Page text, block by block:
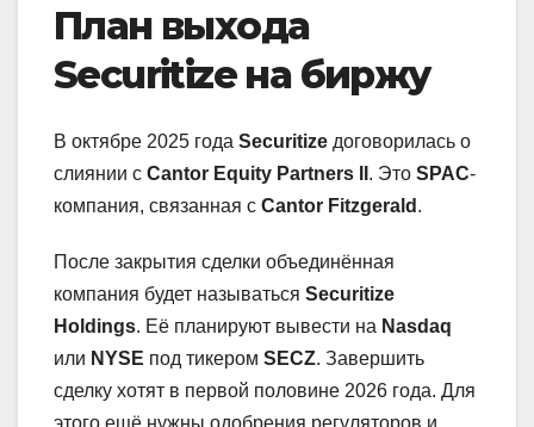
План выхода
Securitize на биржу
В октябре 2025 года Securitize договорилась о
слиянии с Cantor Equity Partners II . Это SPAC-
компания, связанная с Cantor Fitzgerald .
После закрытия сделки объединённая
компания будет называться Securitize
Holdings. Её планируют вывести на Nasdaq
или NYSE под тикером SECZ. Завершить
сделку хотят в первой половине 2026 года. Для